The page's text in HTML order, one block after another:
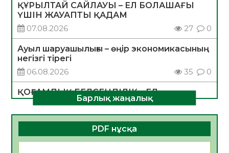
ҚҰРЫЛТАЙ САЙЛАУЫ – ЕЛ БОЛАШАҒЫ
ҮШІН ЖАУАПТЫ ҚАДАМ
07.08.2026
27 0
Ауыл шаруашылығы – өңір экономикасының
негізгі тірегі
06.08.2026
35 0
ҚОҒАМДЫҚ БЕЛСЕНДІЛІК – ЕЛ
ДАМУЫНЫҢ НЕГІЗІ
06.08.2026
32 0
ҚҰРЫЛТАЙ САЙЛАУЫ – БОЛАШАҚҚА
Барлық жаңалық
PDF нұсқа